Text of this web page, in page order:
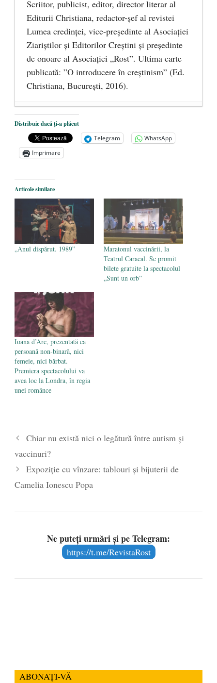
Scriitor, publicist, editor, director literar al
Editurii Christiana, redactor-şef al revistei
Lumea credinţei, vice-preşedinte al Asociaţiei
Ziariştilor şi Editorilor Creştini şi preşedinte
de onoare al Asociaţiei „Rost”. Ultima carte
publicată: ”O introducere în creștinism” (Ed.
Christiana, Bucureşti, 2016).
DANA KONYA-PETRIȘOR, ÎNTRU
VEȘNICĂ POMENIRE
- 17 martie 2021
ÎNĂLȚATU-S-A! - 28 mai 2020
Sic credo – Francisco Franco (1892-1975)
Distribuie dacă ți-a plăcut
Telegram
WhatsApp
Imprimare
Articole similare
„Anul dispărut. 1989”
Maratonul vaccinării, la
Teatrul Caracal. Se promit
bilete gratuite la spectacolul
„Sunt un orb”
Ioana d’Arc, prezentată ca
persoană non-binară, nici
femeie, nici bărbat.
Premiera spectacolului va
avea loc la Londra, în regia
unei românce
Chiar nu există nici o legătură între autism și
vaccinuri?
Expoziție cu vînzare: tablouri și bijuterii de
Camelia Ionescu Popa
Ne puteți urmări și pe Telegram:
https://t.me/RevistaRost
ABONAȚI-VĂ